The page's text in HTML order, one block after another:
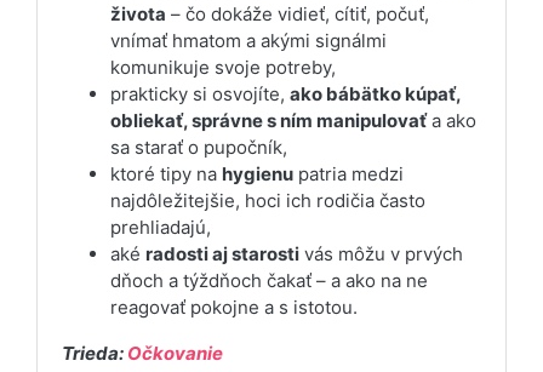
života – čo dokáže vidieť, cítiť, počuť,
vnímať hmatom a akými signálmi
komunikuje svoje potreby,
prakticky si osvojíte, ako bábätko kúpať,
obliekať, správne s ním manipulovaťa ako
sa starať o pupočník,
ktoré tipy na hygienu patria medzi
najdôležitejšie, hoci ich rodičia často
prehliadajú,
aké radosti aj starosti vás môžu v prvých
dňoch a týždňoch čakať – a ako na ne
reagovať pokojne a s istotou.
Trieda: Očkovanie